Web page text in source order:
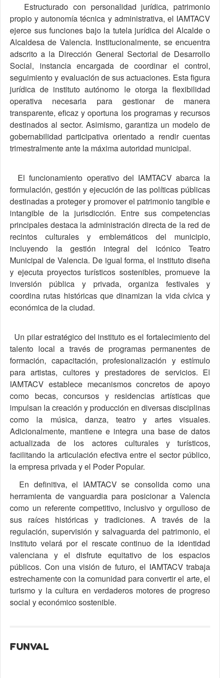
Estructurado con personalidad jurídica, patrimonio
propio y autonomía técnica y administrativa, el IAMTACV
ejerce sus funciones bajo la tutela jurídica del Alcalde o
Alcaldesa de Valencia. Institucionalmente, se encuentra
adscrito a la Dirección General Sectorial de Desarrollo
Social, instancia encargada de coordinar el control,
seguimiento y evaluación de sus actuaciones. Esta figura
jurídica de instituto autónomo le otorga la flexibilidad
operativa necesaria para gestionar de manera
transparente, eficaz y oportuna los programas y recursos
destinados al sector. Asimismo, garantiza un modelo de
gobernabilidad participativa orientado a rendir cuentas
trimestralmente ante la máxima autoridad municipal.
El funcionamiento operativo del IAMTACV abarca la
formulación, gestión y ejecución de las políticas públicas
destinadas a proteger y promover el patrimonio tangible e
intangible de la jurisdicción. Entre sus competencias
principales destaca la administración directa de la red de
recintos culturales y emblemáticos del municipio,
incluyendo la gestión integral del icónico Teatro
Municipal de Valencia. De igual forma, el instituto diseña
y ejecuta proyectos turísticos sostenibles, promueve la
inversión pública y privada, organiza festivales y
coordina rutas históricas que dinamizan la vida cívica y
económica de la ciudad.
Un pilar estratégico del instituto es el fortalecimiento del
talento local a través de programas permanentes de
formación, capacitación, profesionalización y estímulo
para artistas, cultores y prestadores de servicios. El
IAMTACV establece mecanismos concretos de apoyo
como becas, concursos y residencias artísticas que
impulsan la creación y producción en diversas disciplinas
como la música, danza, teatro y artes visuales.
Adicionalmente, mantiene e integra una base de datos
actualizada de los actores culturales y turísticos,
facilitando la articulación efectiva entre el sector público,
la empresa privada y el Poder Popular.
En definitiva, el IAMTACV se consolida como una
herramienta de vanguardia para posicionar a Valencia
como un referente competitivo, inclusivo y orgulloso de
sus raíces históricas y tradiciones. A través de la
regulación, supervisión y salvaguarda del patrimonio, el
instituto velará por el rescate continuo de la identidad
valenciana y el disfrute equitativo de los espacios
públicos. Con una visión de futuro, el IAMTACV trabaja
estrechamente con la comunidad para convertir el arte, el
turismo y la cultura en verdaderos motores de progreso
social y económico sostenible.
FUNVAL